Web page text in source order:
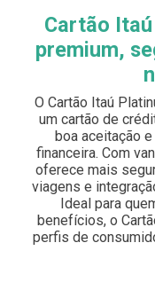
Investimento
Legal
Buscar:
Pulsa Enter para
Cartão
premium,
O Cartão Itaú
um cartão de
boa aceitação
financeira. Com
oferece mais
viagens e
Ideal para
benefícios, o
perfis de